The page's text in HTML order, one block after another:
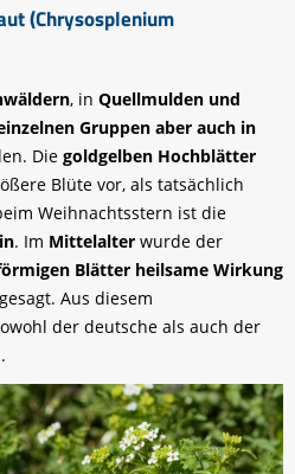
(Chrysosplenium
, in Quellmulden und
Gruppen aber auch in
Die goldgelben Hochblätter
Blüte vor, als tatsächlich
Weihnachtsstern ist die
. Im Mittelalter wurde der
Blätter heilsame Wirkung
Aus diesem
der deutsche als auch der